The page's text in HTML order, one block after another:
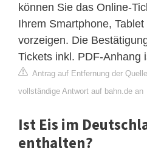
können Sie das Online-
Ihrem Smartphone,
vorzeigen. Die
Tickets inkl. PDF-Anhang
Antrag auf Entfernung der Quelle
vollständige Antwort auf bahn.de an
Ist Eis im
enthalten?